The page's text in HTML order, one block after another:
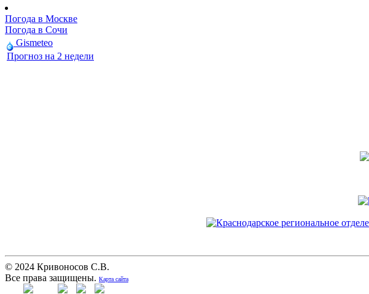
Погода в Москве
Погода в Сочи
Gismeteo
Прогноз на 2 недели
© 2024 Кривоносов С.В.
Все права защищены. Карта сайта